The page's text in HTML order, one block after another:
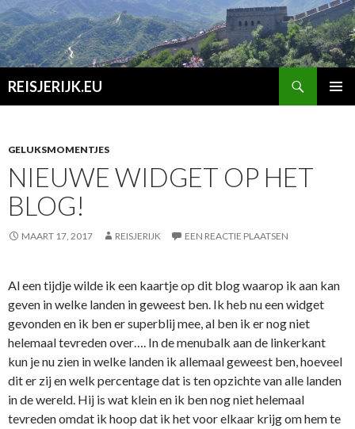
REISJERIJK.EU
GELUKSMOMENTJES
NIEUWE WIDGET OP HET
BLOG!
MAART 17, 2017 REISJERIJK EEN REACTIE PLAATSEN
Al een tijdje wilde ik een kaartje op dit blog waarop ik aan kan
geven in welke landen in geweest ben. Ik heb nu een widget
gevonden en ik ben er superblij mee, al ben ik er nog niet
helemaal tevreden over…. In de menubalk aan de linkerkant
kun je nu zien in welke landen ik allemaal geweest ben, hoeveel
dit er zij en welk percentage dat is ten opzichte van alle landen
in de wereld. Hij is wat klein en ik ben nog niet helemaal
tevreden omdat ik hoop dat ik het voor elkaar krijg om hem te